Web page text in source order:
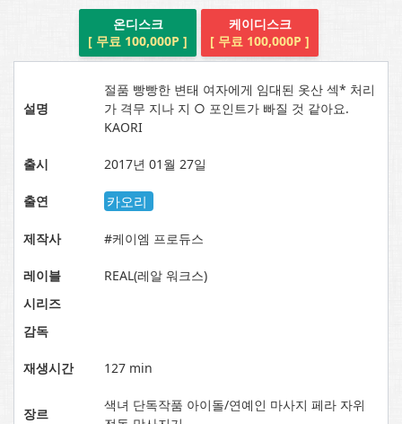
온디스크
[ 무료 100,000P ]
케이디스크
[ 무료 100,000P ]
설명
절품 빵빵한 변태 여자에게 임대된 옷산 섹* 처리
가 격무 지나 지 ○ 포인트가 빠질 것 같아요.
KAORI
출시 2017년 01월 27일
출연 카오리
제작사 #케이엠 프로듀스
레이블
REAL(레알 워크스)
시리즈
감독
재생시간 127 min
장르
색녀 단독작품 아이돌/연예인 마사지 페라 자위